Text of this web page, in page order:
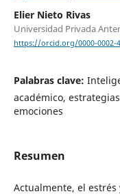
Elier Nieto Rivas
Universidad Privada
https://orcid.org/0000-0002-
Palabras clave:
académico,
emociones
Resumen
Actualmente, el